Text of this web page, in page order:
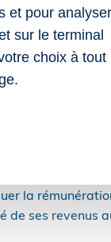
au même
libérale est
dans
la
ses revenus
et pour analyser
sur le terminal
choix à tout